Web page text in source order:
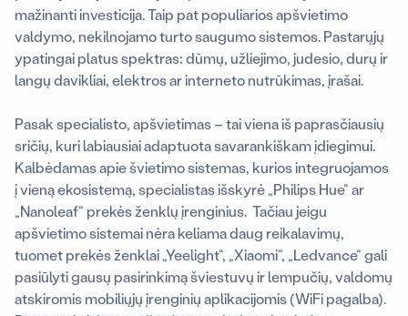
mažinanti investicija. Taip pat populiarios apšvietimo
valdymo, nekilnojamo turto saugumo sistemos. Pastarųjų
ypatingai platus spektras: dūmų, užliejimo, judesio, durų ir
langų davikliai, elektros ar interneto nutrūkimas, įrašai.
Pasak specialisto, apšvietimas – tai viena iš paprasčiausių
sričių, kuri labiausiai adaptuota savarankiškam įdiegimui.
Kalbėdamas apie švietimo sistemas, kurios integruojamos
į vieną ekosistemą, specialistas išskyrė „Philips Hue“ ar
„Nanoleaf“ prekės ženklų įrenginius. Tačiau jeigu
apšvietimo sistemai nėra keliama daug reikalavimų,
tuomet prekės ženklai „Yeelight“, „Xiaomi“, „Ledvance“ gali
pasiūlyti gausų pasirinkimą šviestuvų ir lempučių, valdomų
atskiromis mobiliųjų įrenginių aplikacijomis (WiFi pagalba).